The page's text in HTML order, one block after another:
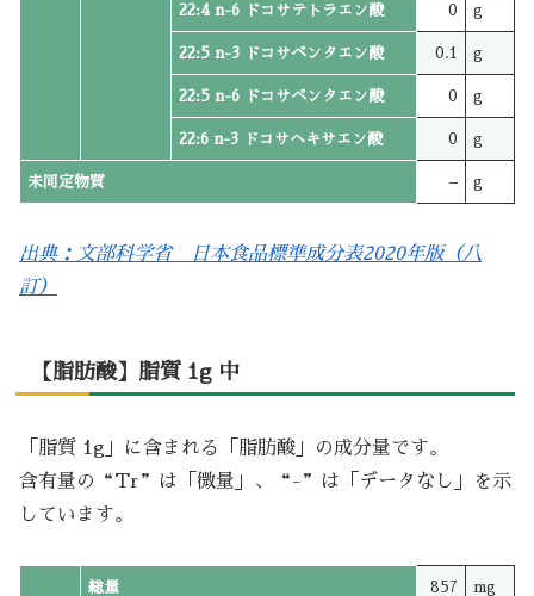
22:4 n-6 ドコサテトラエン酸 0 g
22:5 n-3 ドコサペンタエン酸 0.1 g
22:5 n-6 ドコサペンタエン酸 0 g
22:6 n-3 ドコサヘキサエン酸 0 g
未同定物質 – g
出典：文部科学省 日本食品標準成分表2020年版（八
訂）
【脂肪酸】脂質 1g 中
「脂質 1g」に含まれる「脂肪酸」の成分量です。
含有量の“Tr”は「微量」、“-”は「データなし」を示
しています。
総量 857 mg